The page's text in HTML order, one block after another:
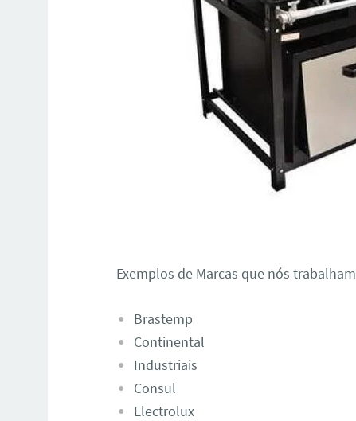
Exemplos de Marcas que nós
Brastemp
Continental
Industriais
Consul
Electrolux